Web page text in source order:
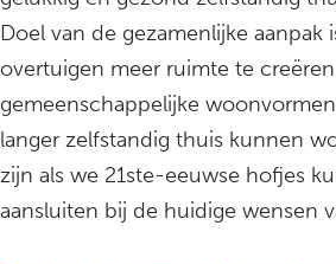
Doel van de gezamenlijke aanpak
overtuigen meer ruimte te
gemeenschappelijke
langer zelfstandig thuis kunnen
zijn als we 21ste-eeuwse hofjes
aansluiten bij de huidige wensen